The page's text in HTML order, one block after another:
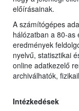
előírásainak.
A számítógépes
hálózatban a 80-as
eredmények
nyelvű, statisztikai
online adatkezelő
archiválhatók,
Intézkedések